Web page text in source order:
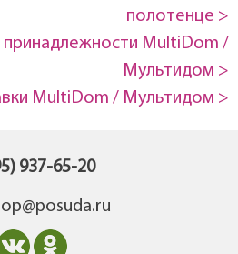
полотенце >
принадлежности MultiDom /
Мультидом >
MultiDom / Мультидом >
937-65-20